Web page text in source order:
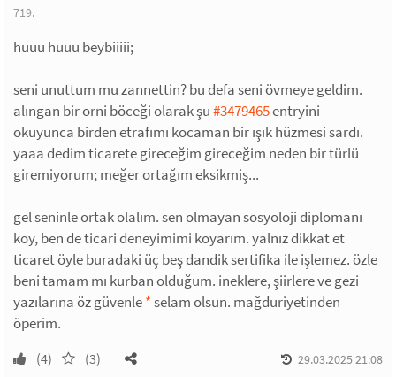
719.
huuu huuu beybiiiii;
seni unuttum mu zannettin? bu defa seni övmeye geldim.
alıngan bir orni böceği olarak şu#3479465entryini
okuyunca birden etrafımı kocaman bir ışık hüzmesi sardı.
yaaa dedim ticarete gireceğim gireceğim neden bir türlü
giremiyorum; meğer ortağım eksikmiş...
gel seninle ortak olalım. sen olmayan sosyoloji diplomanı
koy, ben de ticari deneyimimi koyarım. yalnız dikkat et
ticaret öyle buradaki üç beş dandik sertifika ile işlemez. özle
beni tamam mı kurban olduğum. ineklere, şiirlere ve gezi
yazılarına öz güvenle*selam olsun. mağduriyetinden
öperim.
(4) (3) 29.03.2025 21:08